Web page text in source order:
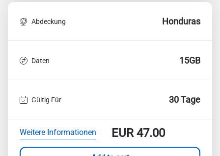
Abdeckung Honduras
Daten 15GB
Gültig Für 30 Tage
Weitere Informationen EUR47.00